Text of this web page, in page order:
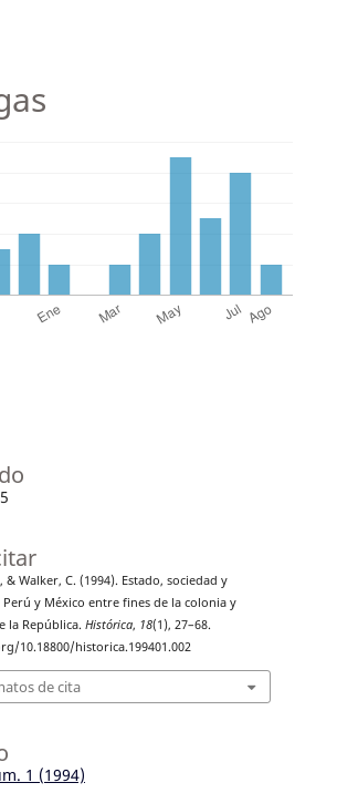
& Walker, C. (1994). Estado, sociedad y
y México entre fines de la colonia y
la República. Histórica, 18(1), 27–68.
10.18800/historica.199401.002
de cita
1 (1994)